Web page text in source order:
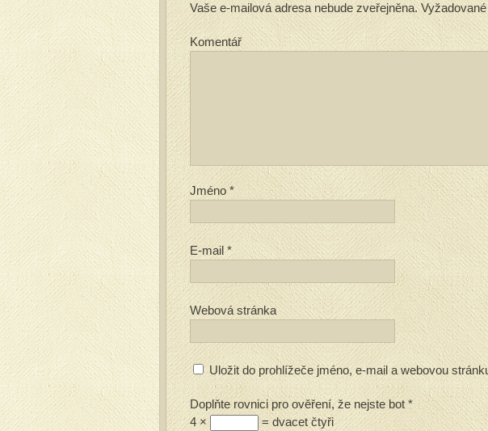
Vaše e-mailová adresa nebude zveřejněna.
Komentář
Jméno*
E-mail *
Webová stránka
Uložit do prohlížeče jméno, e-mail a webovou
Doplňte rovnici pro ověření, že nejste bot *
4 ×
= dvacet čtyři